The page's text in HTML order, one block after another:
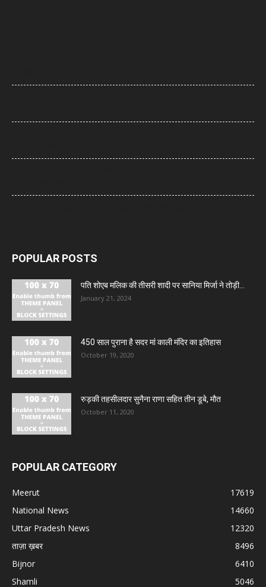
POPULAR POSTS
पति शोएब मलिक की तीसरी शादी पर सानिया मिर्जा ने तोड़ी...
January 21, 2024
450 साल पुराना है सदर मां काली मंदिर का इतिहास
October 19, 2020
रुड़की तहसीलदार सुनैना राणा सहित तीन डूबे, मौत
October 11, 2020
POPULAR CATEGORY
Meerut
17619
National News
14660
Uttar Pradesh News
12320
ताज़ा ख़बर
8496
Bijnor
6410
Shamli
5046